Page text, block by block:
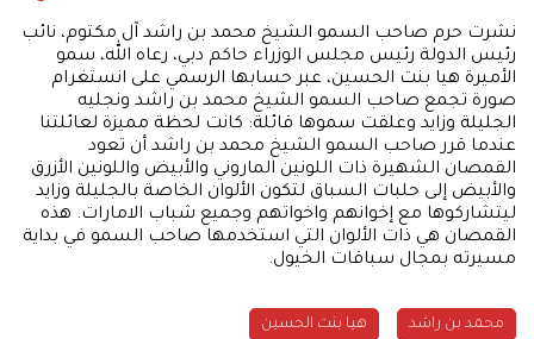
نشرت حرم صاحب السمو الشيخ محمد بن راشد آل مكتوم، نائب
رئيس الدولة رئيس مجلس الوزراء حاكم دبي، رعاه الله، سمو
الأميرة هيا بنت الحسين، عبر حسابها الرسمي على انستغرام
صورة تجمع صاحب السمو الشيخ محمد بن راشد ونجليه
الجليلة وزايد وعلقت سموها قائلة: كانت لحظة مميزة لعائلتنا
عندما قرر صاحب السمو الشيخ محمد بن راشد أن تعود
القمصان الشهيرة ذات اللونين الماروني والأبيض واللونين الأزرق
والأبيض إلى حلبات السباق لتكون الألوان الخاصة بالجليلة وزايد
ليتشاركوها مع إخوانهم واخواتهم وجميع شباب الامارات. هذه
القمصان هي ذات الألوان التي استخدمها صاحب السمو في بداية
مسيرته بمجال سباقات الخيول.
محمد بن راشد هيا بنت الحسين